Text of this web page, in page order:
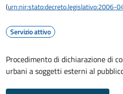
(urn:nir:stato:decreto.legislativo:2006-
Servizio attivo
Procedimento di dichiarazione di
urbani a soggetti esterni al